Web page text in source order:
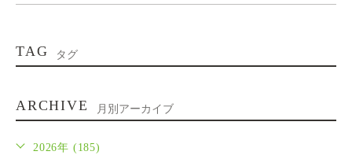
TAG タグ
ARCHIVE 月別アーカイブ
2026年 (185)